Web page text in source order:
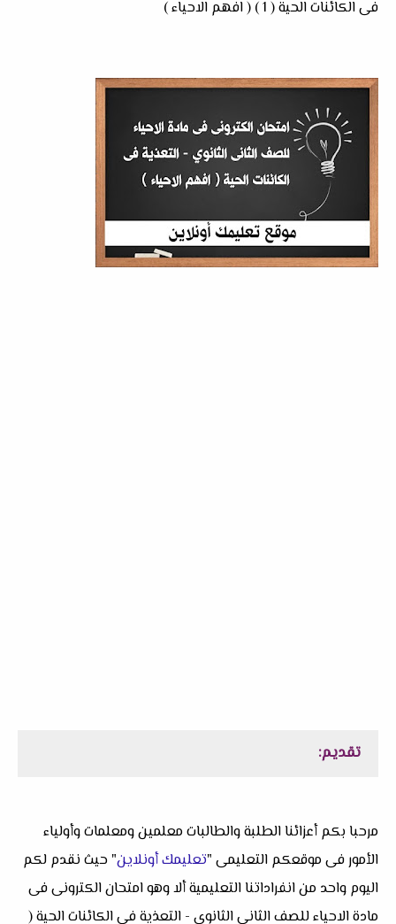
فى الكائنات الحية ( 1 ) ( افهم الاحياء )
تقديم:
مرحبا بكم أعزائنا الطلبة والطالبات معلمين ومعلمات وأولياء
الأمور فى موقعكم التعليمى "تعليمك أونلاين" حيث نقدم لكم
اليوم واحد من انفراداتنا التعليمية ألا وهو امتحان الكترونى فى
مادة الاحياء للصف الثانى الثانوي - التعذية فى الكائنات الحية (